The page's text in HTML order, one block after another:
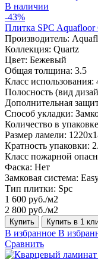
В наличии
-43%
Плитка SPC
Производитель:
Коллекция: Quartz
Цвет: Бежевый
Общая толщина: 3.5
Класс использования:
Полосность (вид
Дополнительная
Способ укладки:
Количество в
Размер ламели:
Кратность упаковки:
Класс пожарной
Фаска: Нет
Замковая система:
Тип плитки: Spc
1 600 руб./м2
2 800 руб./м2
Купить Купить в 1
В избранное В
Сравнить